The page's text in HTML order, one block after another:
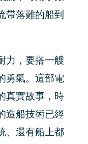
帶落難的船到
力，要搭一艘
勇氣。這部電
真實故事，時
造船技術已經
、還有船上都